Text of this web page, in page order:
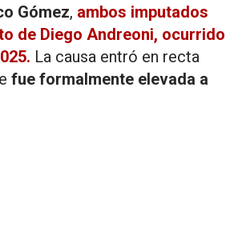
Gómez, ambos imputados
de Diego Andreoni, ocurrido
La causa entró en recta
fue formalmente elevada a